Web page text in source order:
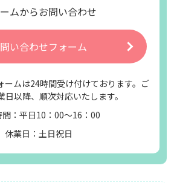
ムからお問い合わせ
い合わせフォーム
ムは24時間受け付けております。ご
日以降、順次対応いたします。
間：平日10：00～16：00
休業日：土日祝日